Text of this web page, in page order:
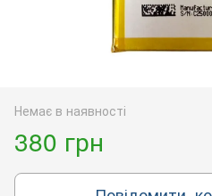
Немає в наявності
380 грн